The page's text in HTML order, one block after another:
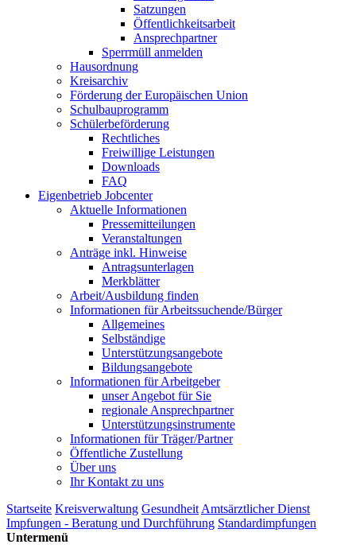
Satzungen
Öffentlichkeitsarbeit
Ansprechpartner
Sperrmüll anmelden
Hausordnung
Kreisarchiv
Förderung der Europäischen Union
Schulbauprogramm
Schülerbeförderung
Rechtliches
Freiwillige Leistungen
Downloads
FAQ
Eigenbetrieb Jobcenter
Aktuelle Informationen
Pressemitteilungen
Veranstaltungen
Anträge inkl. Hinweise
Antragsunterlagen
Merkblätter
Arbeit/Ausbildung finden
Informationen für Arbeitssuchende/Bürger
Allgemeines
Selbständige
Unterstützungs­angebote
Bildungsangebote
Informationen für Arbeitgeber
unser Angebot für Sie
regionale Ansprechpartner
Unterstützungs­instrumente
Informationen für Träger/Partner
Öffentliche Zustellung
Über uns
Ihr Kontakt zu uns
Startseite Kreisverwaltung Gesundheit Amtsärztlicher Dienst
Impfungen - Beratung und Durchführung Standardimpfungen
Untermenü